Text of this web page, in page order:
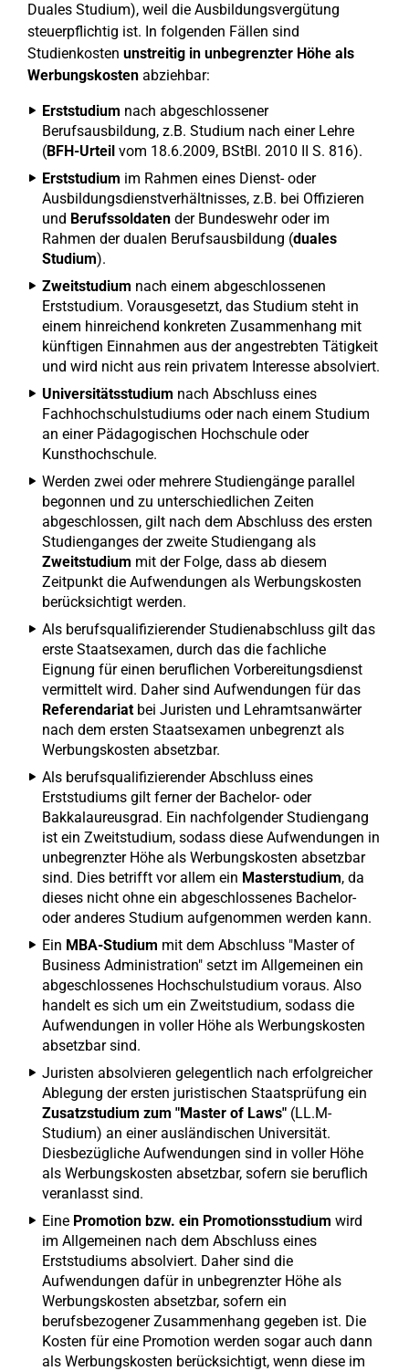
Duales Studium), weil die Ausbildungsvergütung
steuerpflichtig ist. In folgenden Fällen sind
Studienkosten unstreitig in unbegrenzter Höhe als
Werbungskosten abziehbar:
Erststudium nach abgeschlossener
Berufsausbildung, z.B. Studium nach einer Lehre
(BFH-Urteil vom 18.6.2009, BStBl. 2010 II S. 816).
Erststudium im Rahmen eines Dienst- oder
Ausbildungsdienstverhältnisses, z.B. bei Offizieren
und Berufssoldaten der Bundeswehr oder im
Rahmen der dualen Berufsausbildung (duales
Studium).
Zweitstudium nach einem abgeschlossenen
Erststudium. Vorausgesetzt, das Studium steht in
einem hinreichend konkreten Zusammenhang mit
künftigen Einnahmen aus der angestrebten Tätigkeit
und wird nicht aus rein privatem Interesse absolviert.
Universitätsstudium nach Abschluss eines
Fachhochschulstudiums oder nach einem Studium
an einer Pädagogischen Hochschule oder
Kunsthochschule.
Werden zwei oder mehrere Studiengänge parallel
begonnen und zu unterschiedlichen Zeiten
abgeschlossen, gilt nach dem Abschluss des ersten
Studienganges der zweite Studiengang als
Zweitstudium mit der Folge, dass ab diesem
Zeitpunkt die Aufwendungen als Werbungskosten
berücksichtigt werden.
Als berufsqualifizierender Studienabschluss gilt das
erste Staatsexamen, durch das die fachliche
Eignung für einen beruflichen Vorbereitungsdienst
vermittelt wird. Daher sind Aufwendungen für das
Referendariatbei Juristen und Lehramtsanwärter
nach dem ersten Staatsexamen unbegrenzt als
Werbungskosten absetzbar.
Als berufsqualifizierender Abschluss eines
Erststudiums gilt ferner der Bachelor- oder
Bakkalaureusgrad. Ein nachfolgender Studiengang
ist ein Zweitstudium, sodass diese Aufwendungen in
unbegrenzter Höhe als Werbungskosten absetzbar
sind. Dies betrifft vor allem ein Masterstudium, da
dieses nicht ohne ein abgeschlossenes Bachelor-
oder anderes Studium aufgenommen werden kann.
Ein MBA-Studium mit dem Abschluss "Master of
Business Administration" setzt im Allgemeinen ein
abgeschlossenes Hochschulstudium voraus. Also
handelt es sich um ein Zweitstudium, sodass die
Aufwendungen in voller Höhe als Werbungskosten
absetzbar sind.
Juristen absolvieren gelegentlich nach erfolgreicher
Ablegung der ersten juristischen Staatsprüfung ein
Zusatzstudium zum "Master of Laws" (LL.M-
Studium) an einer ausländischen Universität.
Diesbezügliche Aufwendungen sind in voller Höhe
als Werbungskosten absetzbar, sofern sie beruflich
veranlasst sind.
Eine Promotion bzw. ein Promotionsstudium wird
im Allgemeinen nach dem Abschluss eines
Erststudiums absolviert. Daher sind die
Aufwendungen dafür in unbegrenzter Höhe als
Werbungskosten absetzbar, sofern ein
berufsbezogener Zusammenhang gegeben ist. Die
Kosten für eine Promotion werden sogar auch dann
als Werbungskosten berücksichtigt, wenn diese im